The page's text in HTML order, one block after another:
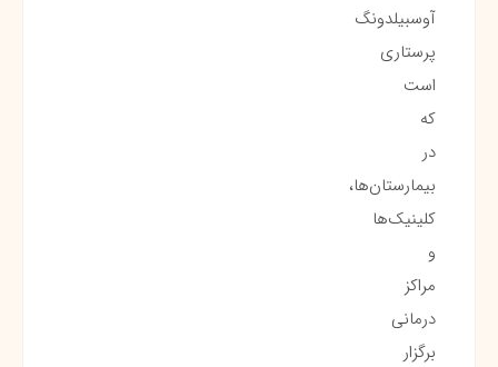
آوسبیلدونگ
پرستاری
است
که
در
بیمارستان‌ها،
کلینیک‌ها
و
مراکز
درمانی
برگزار